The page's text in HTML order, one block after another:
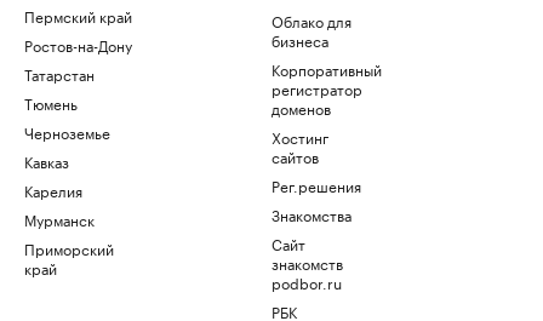
Пермский край
Ростов-на-Дону
Татарстан
Тюмень
Черноземье
Кавказ
Карелия
Мурманск
Приморский
край
Облако для
бизнеса
Корпоративный
регистратор
доменов
Хостинг
сайтов
Рег.решения
Знакомства
Сайт
знакомств
podbor.ru
РБК